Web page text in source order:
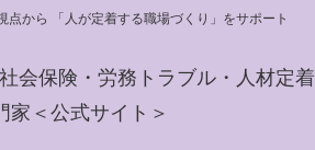
点から 「人が定着する職場づくり」をサポート
会保険・労務トラブル・人材定着
家＜公式サイト＞